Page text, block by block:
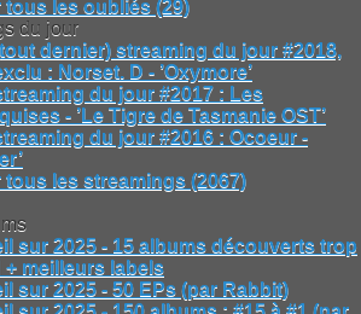
tous les oubliés (29)
du jour
dernier) streaming du jour #2018,
: Norset. D - ’Oxymore’
du jour #2017 : Les
- ’Le Tigre de Tasmanie OST’
du jour #2016 : Ocoeur -
tous les streamings (2067)
sur 2025 - 15 albums découverts trop
+ meilleurs labels
sur 2025 - 50 EPs (par Rabbit)